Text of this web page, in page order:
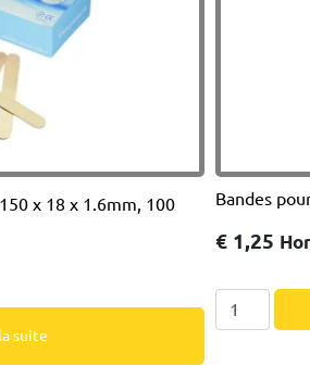
x 18 x 1.6mm, 100
suite
Bandes
€ 1,25
quantité
de